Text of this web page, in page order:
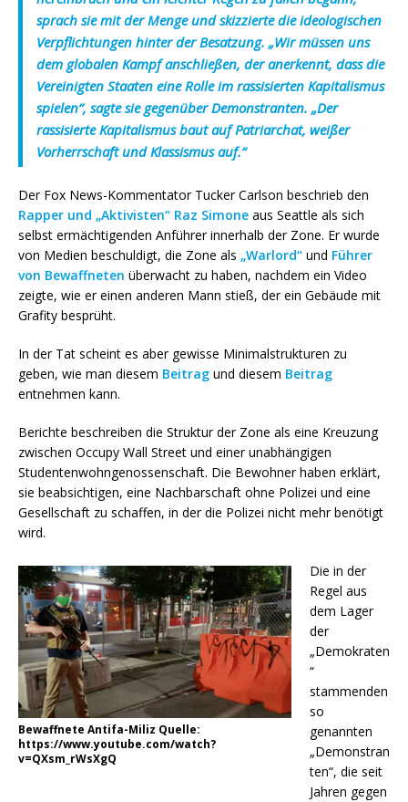
sprach sie mit der Menge und skizzierte die ideologischen
Verpflichtungen hinter der Besatzung. „Wir müssen uns
dem globalen Kampf anschließen, der anerkennt, dass die
Vereinigten Staaten eine Rolle im rassisierten Kapitalismus
spielen“, sagte sie gegenüber Demonstranten. „Der
rassisierte Kapitalismus baut auf Patriarchat, weißer
Vorherrschaft und Klassismus auf.“
Der Fox News-Kommentator Tucker Carlson beschrieb den
Rapper und „Aktivisten“ Raz Simone aus Seattle als sich
selbst ermächtigenden Anführer innerhalb der Zone. Er wurde
von Medien beschuldigt, die Zone als „Warlord“ und Führer
von Bewaffneten überwacht zu haben, nachdem ein Video
zeigte, wie er einen anderen Mann stieß, der ein Gebäude mit
Grafity besprüht.
In der Tat scheint es aber gewisse Minimalstrukturen zu
geben, wie man diesem Beitrag und diesem Beitrag
entnehmen kann.
Berichte beschreiben die Struktur der Zone als eine Kreuzung
zwischen Occupy Wall Street und einer unabhängigen
Studentenwohngenossenschaft. Die Bewohner haben erklärt,
sie beabsichtigen, eine Nachbarschaft ohne Polizei und eine
Gesellschaft zu schaffen, in der die Polizei nicht mehr benötigt
wird.
Bewaffnete Antifa-Miliz Quelle:
https://www.youtube.com/watch?
v=QXsm_rWsXgQ
Die in der
Regel aus
dem Lager
der
„Demokraten
“
stammenden
so
genannten
„Demonstran
ten“, die seit
Jahren gegen